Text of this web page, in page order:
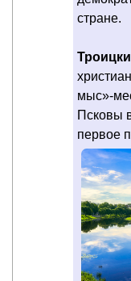
стране.
мыс»-
Псковы
первое